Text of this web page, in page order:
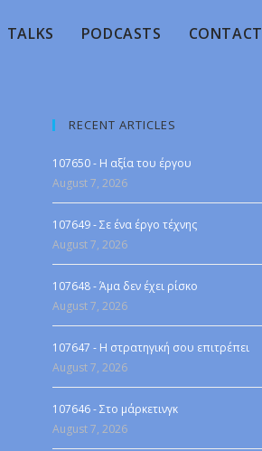
TALKS PODCASTS CONTACT
RECENT ARTICLES
107650 - Η αξία του έργου
August 7, 2026
107649 - Σε ένα έργο τέχνης
August 7, 2026
107648 - Άμα δεν έχει ρίσκο
August 7, 2026
107647 - Η στρατηγική σου επιτρέπει
August 7, 2026
107646 - Στο μάρκετινγκ
August 7, 2026